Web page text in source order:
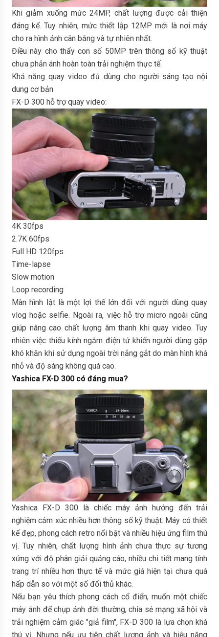
Khi giảm xuống mức 24MP, chất lượng được cải thiện
đáng kể. Tuy nhiên, mức thiết lập 12MP mới là nơi máy
cho ra hình ảnh cân bằng và tự nhiên nhất.
Điều này cho thấy con số 50MP trên thông số kỹ thuật
chưa phản ánh hoàn toàn trải nghiệm thực tế.
Khả năng quay video đủ dùng cho người sáng tạo nội
dung cơ bản
FX-D 300 hỗ trợ quay video:
4K 30fps
2.7K 60fps
Full HD 120fps
Time-lapse
Slow motion
Loop recording
Màn hình lật là một lợi thế lớn đối với người dùng quay
vlog hoặc selfie. Ngoài ra, việc hỗ trợ micro ngoài cũng
giúp nâng cao chất lượng âm thanh khi quay video. Tuy
nhiên việc thiếu kính ngắm điện tử khiến người dùng gặp
khó khăn khi sử dụng ngoài trời nắng gắt do màn hình khá
nhỏ và độ sáng không quá cao.
Yashica FX-D 300 có đáng mua?
Yashica FX-D 300 là chiếc máy ảnh hướng đến trải
nghiệm cảm xúc nhiều hơn thông số kỹ thuật. Máy có thiết
kế đẹp, phong cách retro nổi bật và nhiều hiệu ứng film thú
vị. Tuy nhiên, chất lượng hình ảnh chưa thực sự tương
xứng với độ phân giải quảng cáo, nhiều chi tiết mang tính
trang trí nhiều hơn thực tế và mức giá hiện tại chưa quá
hấp dẫn so với một số đối thủ khác.
Nếu bạn yêu thích phong cách cổ điển, muốn một chiếc
máy ảnh để chụp ảnh đời thường, chia sẻ mạng xã hội và
trải nghiệm cảm giác "giả film", FX-D 300 là lựa chọn khá
thú vị. Nhưng nếu ưu tiên chất lượng ảnh và hiệu năng